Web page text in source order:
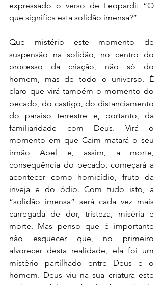
expressado o verso de Leopardi: “O
que significa esta solidão imensa?”
Que mistério este momento de
suspensão na solidão, no centro do
processo da criação, não só do
homem, mas de todo o universo. É
claro que virá também o momento do
pecado, do castigo, do distanciamento
do paraíso terrestre e, portanto, da
familiaridade com Deus. Virá o
momento em que Caim matará o seu
irmão Abel e, assim, a morte,
consequência do pecado, começará a
acontecer como homicídio, fruto da
inveja e do ódio. Com tudo isto, a
“solidão imensa” será cada vez mais
carregada de dor, tristeza, miséria e
morte. Mas penso que é importante
não esquecer que, no primeiro
alvorecer desta realidade, ela foi um
mistério partilhado entre Deus e o
homem. Deus viu na sua criatura este